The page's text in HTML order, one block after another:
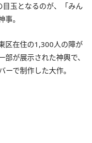
玉となるのが、「みん
。
区在住の1,300人の障が
が展示された神輿で、
で制作した大作。